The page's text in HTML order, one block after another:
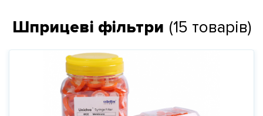
Про нас
Послуги
Партнери
Шприцеві фільтри (15 товарів)